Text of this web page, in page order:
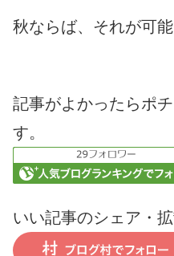
秋ならば、それが可能
記事がよかったらポ
す。
いい記事のシェア・